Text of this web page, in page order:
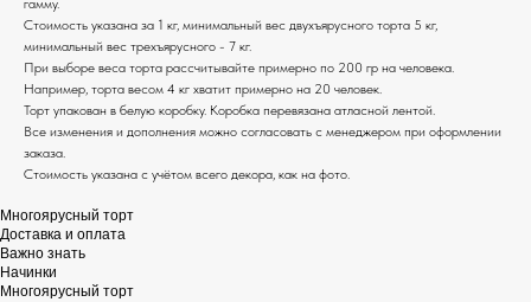
гамму.
Стоимость указана за 1 кг, минимальный вес двухъярусного торта 5 кг,
минимальный вес трехъярусного - 7 кг.
При выборе веса торта рассчитывайте примерно по 200 гр на человека.
Например, торта весом 4 кг хватит примерно на 20 человек.
Торт упакован в белую коробку. Коробка перевязана атласной лентой.
Все изменения и дополнения можно согласовать с менеджером при оформлении
заказа.
Стоимость указана с учётом всего декора, как на фото.
Многоярусный торт
Доставка и оплата
Важно знать
Начинки
Многоярусный торт